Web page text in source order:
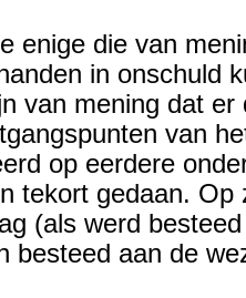
enige die van
in onschuld
van mening dat
van
op eerdere
tekort gedaan. Op
(als werd besteed
besteed aan de